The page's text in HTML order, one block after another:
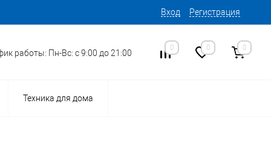
Вход Регистрация
работы: Пн-Вс: с 9:00 до 21:00
0 0 0
Техника для дома